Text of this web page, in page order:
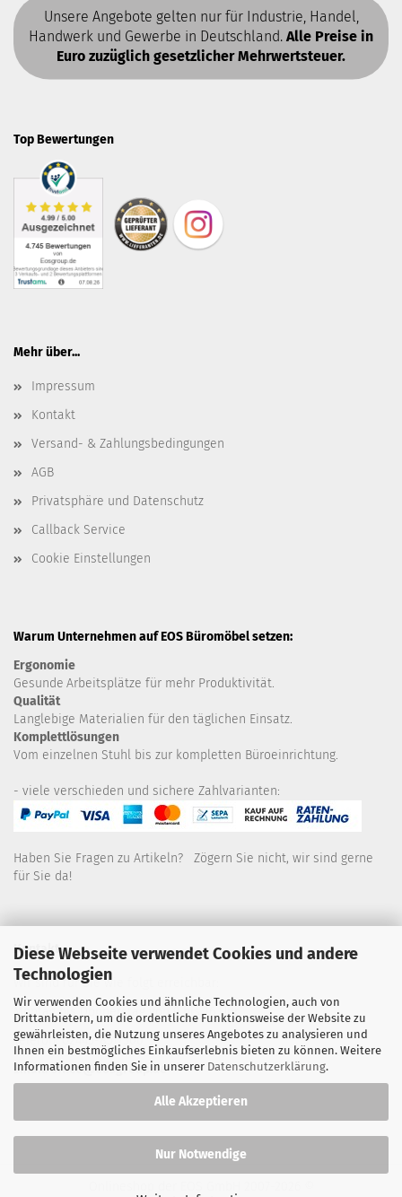
Diese Webseite verwendet Cookies und andere
Technologien
Wir verwenden Cookies und ähnliche Technologien, auch von
Drittanbietern, um die ordentliche Funktionsweise der Website zu
gewährleisten, die Nutzung unseres Angebotes zu analysieren und
Ihnen ein bestmögliches Einkaufserlebnis bieten zu können. Weitere
Informationen finden Sie in unserer Datenschutzerklärung.
Alle Akzeptieren
Nur Notwendige
Unsere Angebote gelten nur für Industrie, Handel,
Handwerk und Gewerbe in Deutschland. Alle Preise in
Euro zuzüglich gesetzlicher Mehrwertsteuer.
Top Bewertungen
Mehr über...
Impressum
Kontakt
Versand- & Zahlungsbedingungen
AGB
Privatsphäre und Datenschutz
Callback Service
Cookie Einstellungen
Warum Unternehmen auf EOS Büromöbel setzen:
Ergonomie
Gesunde Arbeitsplätze für mehr Produktivität.
Qualität
Langlebige Materialien für den täglichen Einsatz.
Komplettlösungen
Vom einzelnen Stuhl bis zur kompletten Büroeinrichtung.
- viele verschieden und sichere Zahlvarianten:
Haben Sie Fragen zu Artikeln? Zögern Sie nicht, wir sind gerne
für Sie da!
Kontakt
Wir sind für Sie wie folgt erreichbar:
Montag bis Donnerstag von 9 bis 16 Uhr
Telefon: 02445-8517300
Email: office@eosgroup.de